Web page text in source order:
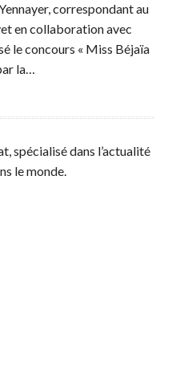
correspondant au
en collaboration avec
le concours « Miss Béjaïa
la…
spécialisé dans l’actualité
le monde.